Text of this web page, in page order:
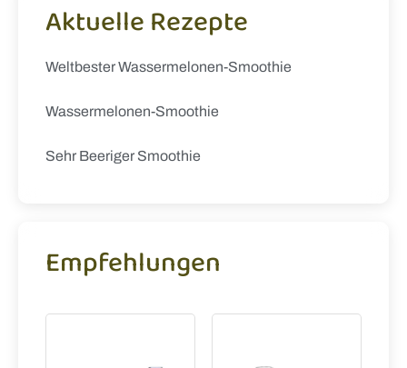
Aktuelle Rezepte
Weltbester Wassermelonen-Smoothie
Wassermelonen-Smoothie
Sehr Beeriger Smoothie
Empfehlungen